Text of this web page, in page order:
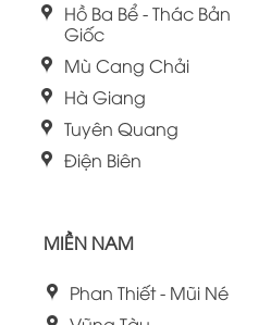
Hồ Ba Bể - Thác Bản
Giốc
Mù Cang Chải
Hà Giang
Tuyên Quang
Điện Biên
MIỀN NAM
Phan Thiết - Mũi Né